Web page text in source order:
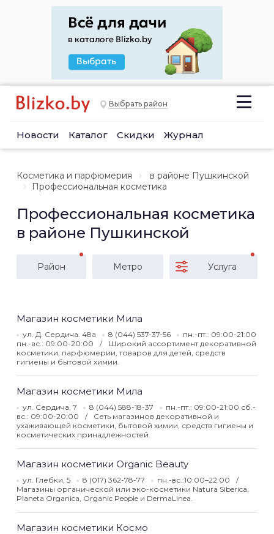
Выбрать район
Новости Каталог Скидки Журнал
Косметика и парфюмерия
в районе Пушкинской
Профессиональная косметика
Профессиональная косметика
в районе Пушкинской
Район Метро Услуга
Магазин косметики Мила
ул. Д. Сердича. 48а 8 (044) 537-37-56
пн.-пт.: 09:00-21:00
пн.-вс.: 09:00-20:00
Широкий ассортимент декоративной
косметики, парфюмерии, товаров для детей, средств
гигиены и бытовой химии.
Магазин косметики Мила
ул. Сердича, 7 8 (044) 588-18-37
пн.-пт.: 09:00-21:00 сб.-
вс.: 09:00-20:00
Сеть магазинов декоративной и
ухаживающей косметики, бытовой химии, средств гигиены и
косметических принадлежностей.
Магазин косметики Organic Beauty
ул. Глебки, 5 8 (017) 362-78-77
пн.-вс.:10:00–22:00
Магазины органической или эко-косметики Natura Siberica,
Planeta Organica, Organic People и DermaLinea.
Магазин косметики Космо